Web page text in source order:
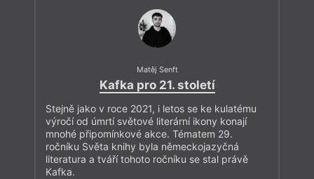
Matěj Senft
Kafka pro 21. století
Stejně jako v roce 2021, i letos se ke kulatému
výročí od úmrtí světové literární ikony konají
mnohé připomínkové akce. Tématem 29.
ročníku Světa knihy byla německojazyčná
literatura a tváří tohoto ročníku se stal právě
Kafka.